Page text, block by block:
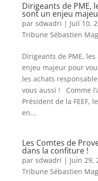
Dirigeants de PME,
sont un enjeu
par sdwadri | Juil 10,
Tribune Sébastien
Dirigeants de PME,
enjeu majeur pour
les achats
vous aussi ! Comme
Président de la FEEF,
en...
Les Comtes de
dans la confiture !
par sdwadri | Juin 29,
Tribune Sébastien